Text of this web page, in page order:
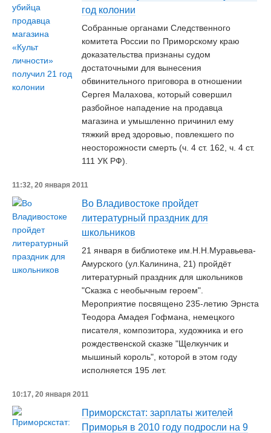
год колонии
Собранные органами Следственного
комитета России по Приморскому краю
доказательства признаны судом
достаточными для вынесения
обвинительного приговора в отношении
Сергея Малахова, который совершил
разбойное нападение на продавца
магазина и умышленно причинил ему
тяжкий вред здоровью, повлекшего по
неосторожности смерть (ч. 4 ст. 162, ч. 4 ст.
111 УК РФ).
11:32, 20 января 2011
Во Владивостоке пройдет
литературный праздник для
школьников
21 января в библиотеке им.Н.Н.Муравьева-
Амурского (ул.Калинина, 21) пройдёт
литературный праздник для школьников
"Сказка с необычным героем".
Мероприятие посвящено 235-летию Эрнста
Теодора Амадея Гофмана, немецкого
писателя, композитора, художника и его
рождественской сказке "Щелкунчик и
мышиный король", которой в этом году
исполняется 195 лет.
10:17, 20 января 2011
Приморскстат: зарплаты жителей
Приморья в 2010 году подросли на 9